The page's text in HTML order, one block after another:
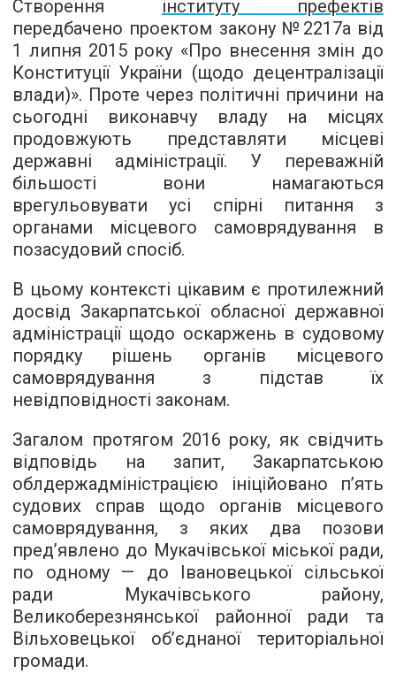
Створення інституту префектів
передбачено проектом закону №2217а від
1 липня 2015 року «Про внесення змін до
Конституції України (щодо децентралізації
влади)». Проте через політичні причини на
сьогодні виконавчу владу на місцях
продовжують представляти місцеві
державні адміністрації. У переважній
більшості вони намагаються
врегульовувати усі спірні питання з
органами місцевого самоврядування в
позасудовий спосіб.
В цьому контексті цікавим є протилежний
досвід Закарпатської обласної державної
адміністрації щодо оскаржень в судовому
порядку рішень органів місцевого
самоврядування з підстав їх
невідповідності законам.
Загалом протягом 2016 року, як свідчить
відповідь на запит, Закарпатською
облдержадміністрацією ініційовано п’ять
судових справ щодо органів місцевого
самоврядування, з яких два позови
пред’явлено до Мукачівської міської ради,
по одному — до Івановецької сільської
ради Мукачівського району,
Великоберезнянської районної ради та
Вільховецької об’єднаної територіальної
громади.